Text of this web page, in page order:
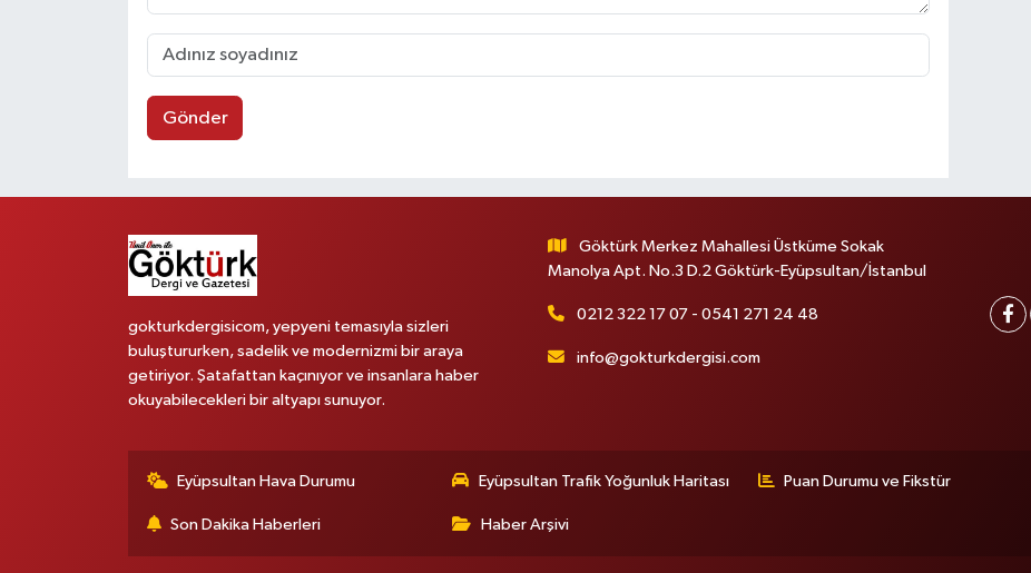
Gönder
gokturkdergisicom, yepyeni temasıyla sizleri
buluştururken, sadelik ve modernizmi bir araya
getiriyor. Şatafattan kaçınıyor ve insanlara haber
okuyabilecekleri bir altyapı sunuyor.
Göktürk Merkez Mahallesi Üstküme Sokak
Manolya Apt. No.3 D.2 Göktürk-Eyüpsultan/İstanbul
0212 322 17 07 - 0541 271 24 48
info@gokturkdergisi.com
Eyüpsultan Hava Durumu Eyüpsultan Trafik Yoğunluk Haritası Puan Durumu ve Fikstür
Son Dakika Haberleri Haber Arşivi